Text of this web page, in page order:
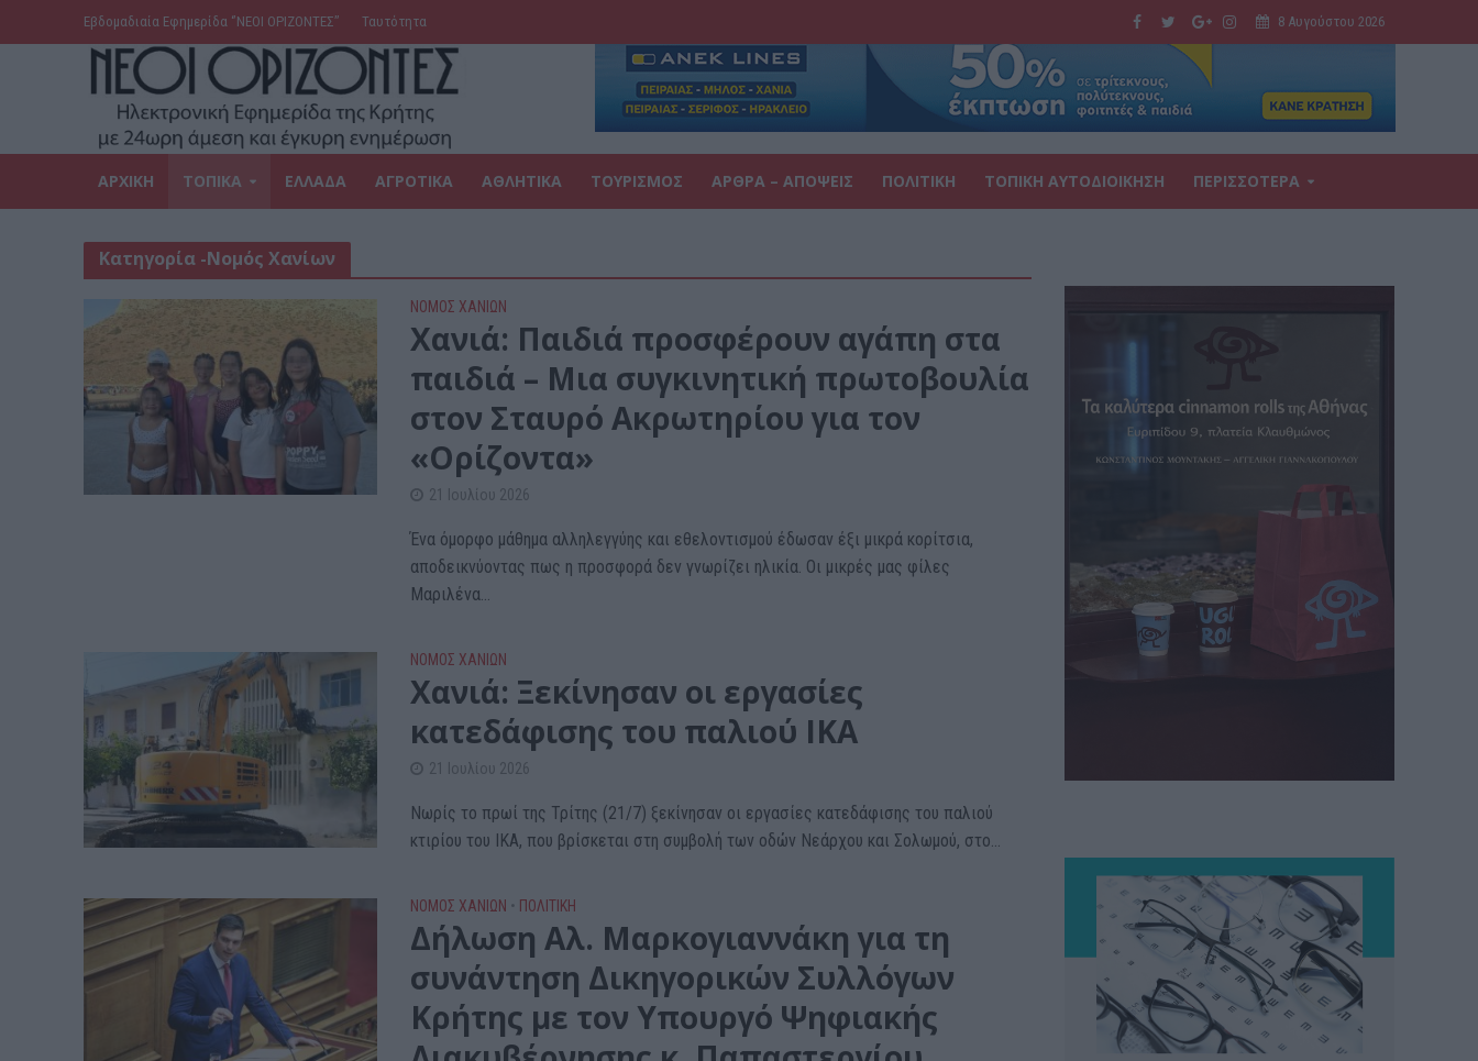
Εβδομαδιαία Εφημερίδα ‘’ΝΕΟΙ ΟΡΙΖΟΝΤΕΣ’’ Ταυτότητα 8 Αυγούστου 2026
ΑΡΧΙΚΗ ΤΟΠΙΚΑ ΕΛΛΑΔΑ ΑΓΡΟΤΙΚΑ ΑΘΛΗΤΙΚΑ ΤΟΥΡΙΣΜΟΣ ΑΡΘΡΑ – ΑΠΟΨΕΙΣ ΠΟΛΙΤΙΚΗ ΤΟΠΙΚΗ ΑΥΤΟΔΙΟΙΚΗΣΗ ΠΕΡΙΣΣΟΤΕΡΑ
Κατηγορία -Νομός Χανίων
ΝΟΜΌΣ ΧΑΝΊΩΝ
Xανιά: Παιδιά προσφέρουν αγάπη στα
παιδιά – Μια συγκινητική πρωτοβουλία
στον Σταυρό Ακρωτηρίου για τον
«Ορίζοντα»
21 Ιουλίου 2026
Ένα όμορφο μάθημα αλληλεγγύης και εθελοντισμού έδωσαν έξι μικρά κορίτσια,
αποδεικνύοντας πως η προσφορά δεν γνωρίζει ηλικία. Οι μικρές μας φίλες
Μαριλένα...
ΝΟΜΌΣ ΧΑΝΊΩΝ
Χανιά: Ξεκίνησαν οι εργασίες
κατεδάφισης του παλιού ΙΚΑ
21 Ιουλίου 2026
Νωρίς το πρωί της Τρίτης (21/7) ξεκίνησαν οι εργασίες κατεδάφισης του παλιού
κτιρίου του ΙΚΑ, που βρίσκεται στη συμβολή των οδών Νεάρχου και Σολωμού, στο...
ΝΟΜΌΣ ΧΑΝΊΩΝ • ΠΟΛΙΤΙΚΗ
Δήλωση Αλ. Μαρκογιαννάκη για τη
συνάντηση Δικηγορικών Συλλόγων
Κρήτης με τον Υπουργό Ψηφιακής